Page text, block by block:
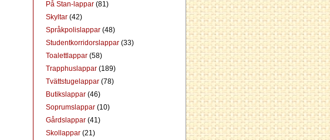
På Stan-lappar (81)
Skyltar (42)
Språkpolislappar (48)
Studentkorridorslappar (33)
Toalettlappar (58)
Trapphuslappar (189)
Tvättstugelappar (78)
Butikslappar (46)
Soprumslappar (10)
Gårdslappar (41)
Skollappar (21)